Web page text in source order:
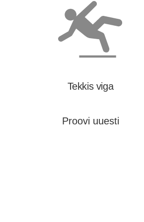
Tekkis viga
Proovi uuesti